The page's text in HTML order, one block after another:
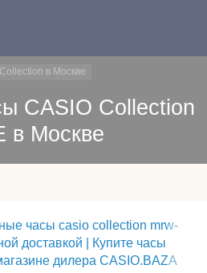
в Москве
CASIO Collection
в Москве